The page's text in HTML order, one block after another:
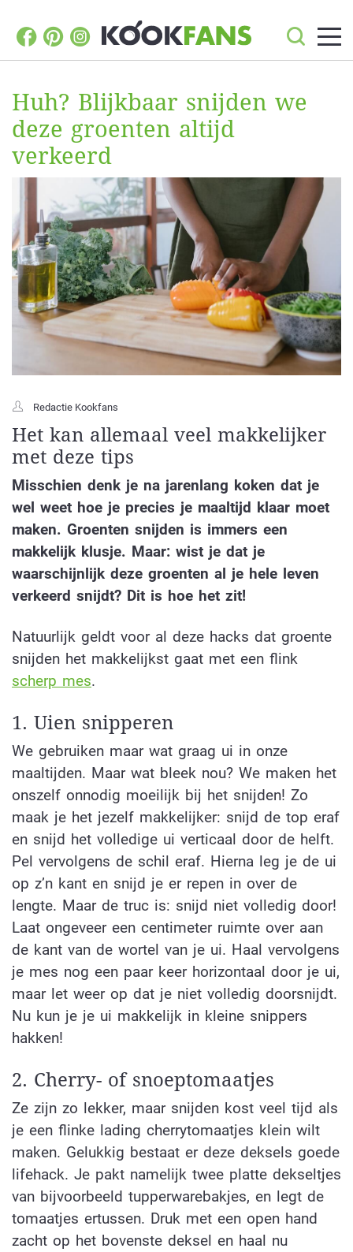
Huh? Blijkbaar snijden we
deze groenten altijd
verkeerd
Redactie Kookfans
Het kan allemaal veel makkelijker
met deze tips
Misschien denk je na jarenlang koken dat je
wel weet hoe je precies je maaltijd klaar moet
maken. Groenten snijden is immers een
makkelijk klusje. Maar: wist je dat je
waarschijnlijk deze groenten al je hele leven
verkeerd snijdt? Dit is hoe het zit!
Natuurlijk geldt voor al deze hacks dat groente
snijden het makkelijkst gaat met een flink
scherp mes.
1. Uien snipperen
We gebruiken maar wat graag ui in onze
maaltijden. Maar wat bleek nou? We maken het
onszelf onnodig moeilijk bij het snijden! Zo
maak je het jezelf makkelijker: snijd de top eraf
en snijd het volledige ui verticaal door de helft.
Pel vervolgens de schil eraf. Hierna leg je de ui
op z’n kant en snijd je er repen in over de
lengte. Maar de truc is: snijd niet volledig door!
Laat ongeveer een centimeter ruimte over aan
de kant van de wortel van je ui. Haal vervolgens
je mes nog een paar keer horizontaal door je ui,
maar let weer op dat je niet volledig doorsnijdt.
Nu kun je je ui makkelijk in kleine snippers
hakken!
2. Cherry- of snoeptomaatjes
Ze zijn zo lekker, maar snijden kost veel tijd als
je een flinke lading cherrytomaatjes klein wilt
maken. Gelukkig bestaat er deze deksels goede
lifehack. Je pakt namelijk twee platte dekseltjes
van bijvoorbeeld tupperwarebakjes, en legt de
tomaatjes ertussen. Druk met een open hand
zacht op het bovenste deksel en haal nu